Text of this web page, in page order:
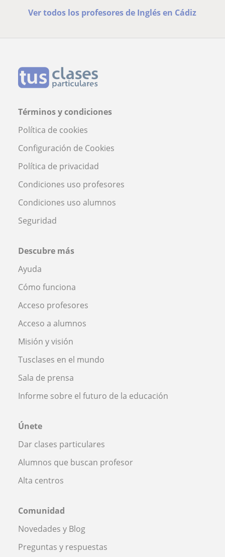
Ver todos los profesores de Inglés en Cádiz
Términos y condiciones
Política de cookies
Configuración de Cookies
Política de privacidad
Condiciones uso profesores
Condiciones uso alumnos
Seguridad
Descubre más
Ayuda
Cómo funciona
Acceso profesores
Acceso a alumnos
Misión y visión
Tusclases en el mundo
Sala de prensa
Informe sobre el futuro de la educación
Únete
Dar clases particulares
Alumnos que buscan profesor
Alta centros
Comunidad
Novedades y Blog
Preguntas y respuestas